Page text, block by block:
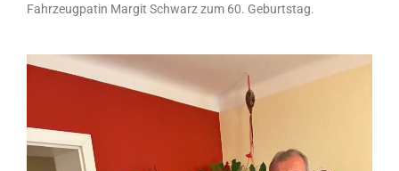
Fahrzeugpatin Margit Schwarz zum 60. Geburtstag.